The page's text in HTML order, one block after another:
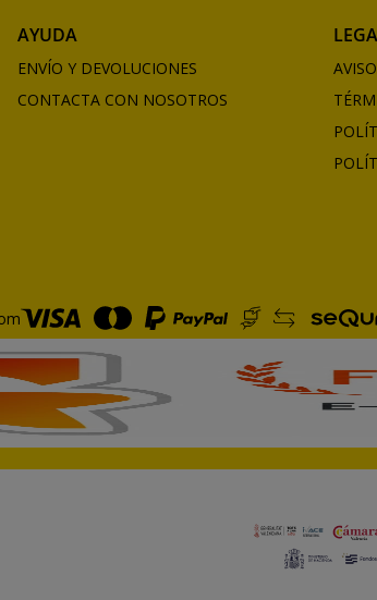
AYUDA
ENVÍO Y DEVOLUCIONES
CONTACTA CON NOSOTROS